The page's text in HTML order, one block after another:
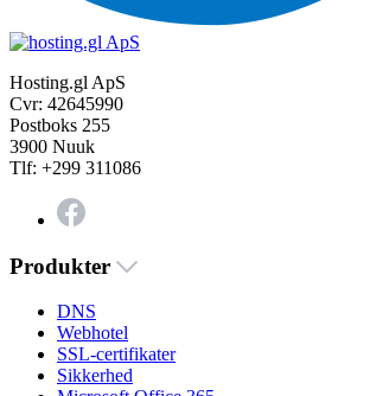
Hosting.gl ApS
Cvr: 42645990
Postboks 255
3900 Nuuk
Tlf: +299 311086
Produkter
DNS
Webhotel
SSL-certifikater
Sikkerhed